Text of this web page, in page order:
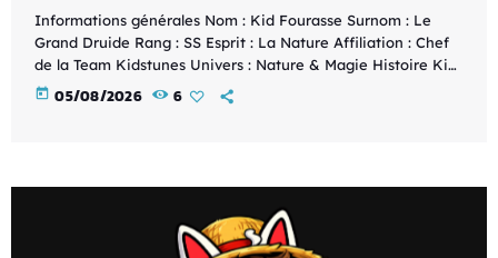
Informations générales Nom : Kid Fourasse Surnom : Le
Grand Druide Rang : SS Esprit : La Nature Affiliation : Chef
de la Team Kidstunes Univers : Nature & Magie Histoire Kid
Fourasse est le fondateur et le chef de la Team Kidstunes.
Choisi par l'Esprit de la Nature, il veille sur l'équilibre entre
today 05/08/2026 6